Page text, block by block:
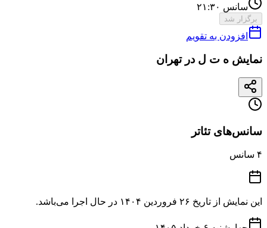
سانس ۲۱:۳۰
برگزار شد
افزودن به تقویم
نمایش ه ت ل در تهران
سانس‌های تئاتر
۴ سانس
این نمایش از تاریخ ۲۶ فروردین ۱۴۰۴ در حال اجرا می‌باشد.